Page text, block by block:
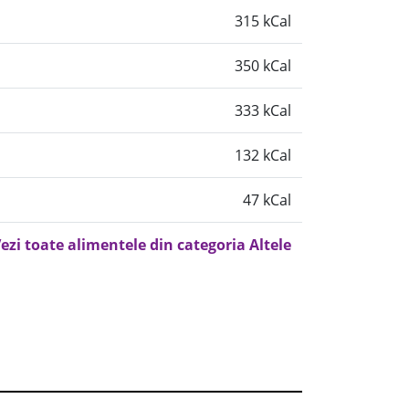
315 kCal
350 kCal
333 kCal
132 kCal
47 kCal
toate alimentele din categoria Altele